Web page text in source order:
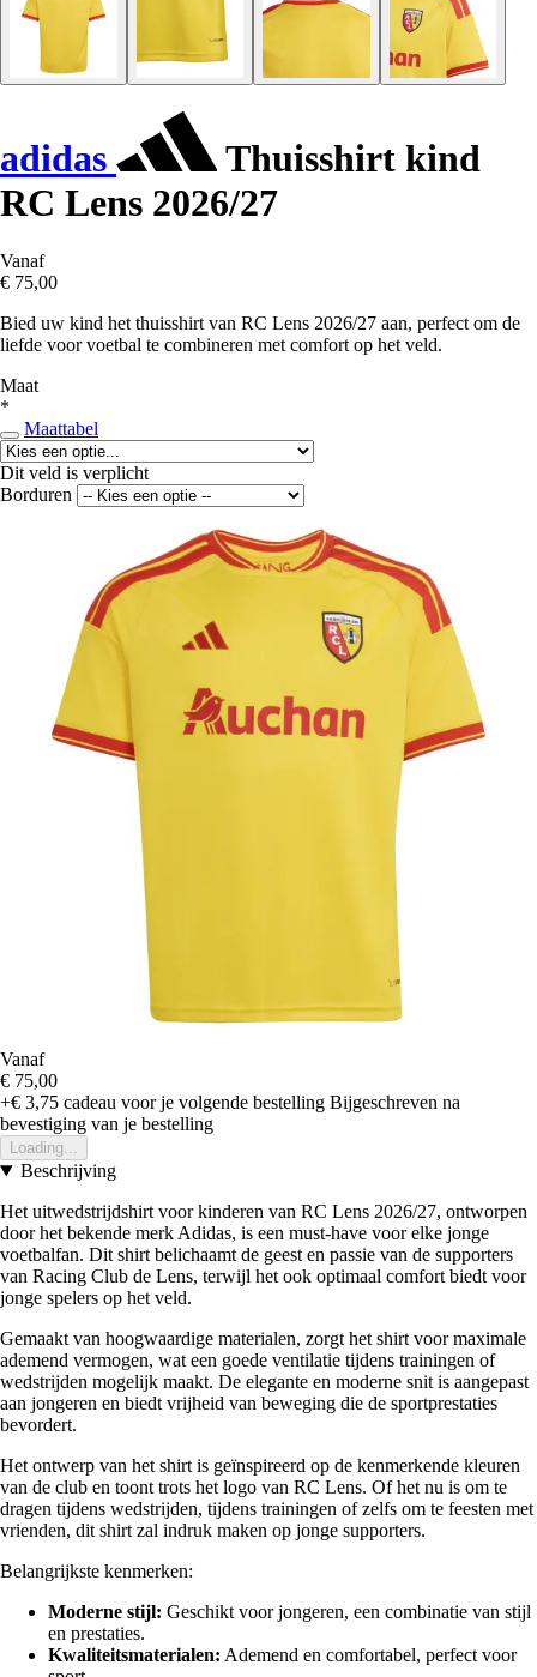
adidas
Thuisshirt kind
RC Lens 2026/27
Vanaf
€ 75,00
Bied uw kind het thuisshirt van RC Lens 2026/27 aan, perfect om de
liefde voor voetbal te combineren met comfort op het veld.
Maat
*
Maattabel
Dit veld is verplicht
Borduren
Vanaf
€ 75,00
+€ 3,75 cadeau voor je volgende bestelling Bijgeschreven na
bevestiging van je bestelling
Loading...
Beschrijving
Het uitwedstrijdshirt voor kinderen van RC Lens 2026/27, ontworpen
door het bekende merk Adidas, is een must-have voor elke jonge
voetbalfan. Dit shirt belichaamt de geest en passie van de supporters
van Racing Club de Lens, terwijl het ook optimaal comfort biedt voor
jonge spelers op het veld.
Gemaakt van hoogwaardige materialen, zorgt het shirt voor maximale
ademend vermogen, wat een goede ventilatie tijdens trainingen of
wedstrijden mogelijk maakt. De elegante en moderne snit is aangepast
aan jongeren en biedt vrijheid van beweging die de sportprestaties
bevordert.
Het ontwerp van het shirt is geïnspireerd op de kenmerkende kleuren
van de club en toont trots het logo van RC Lens. Of het nu is om te
dragen tijdens wedstrijden, tijdens trainingen of zelfs om te feesten met
vrienden, dit shirt zal indruk maken op jonge supporters.
Belangrijkste kenmerken:
Moderne stijl: Geschikt voor jongeren, een combinatie van stijl
en prestaties.
Kwaliteitsmaterialen: Ademend en comfortabel, perfect voor